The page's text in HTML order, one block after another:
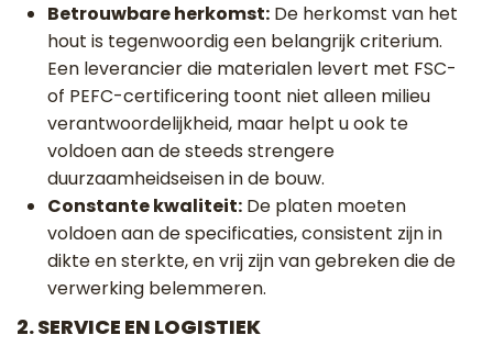
Betrouwbare herkomst: De herkomst van het
hout is tegenwoordig een belangrijk criterium.
Een leverancier die materialen levert met FSC-
of PEFC-certificering toont niet alleen milieu
verantwoordelijkheid, maar helpt u ook te
voldoen aan de steeds strengere
duurzaamheidseisen in de bouw.
Constante kwaliteit: De platen moeten
voldoen aan de specificaties, consistent zijn in
dikte en sterkte, en vrij zijn van gebreken die de
verwerking belemmeren.
2. SERVICE EN LOGISTIEK